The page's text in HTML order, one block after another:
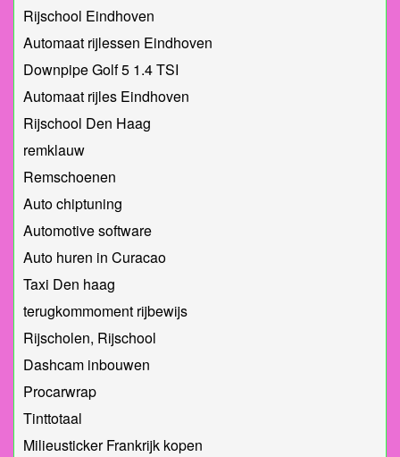
Rijschool Eindhoven
Automaat rijlessen Eindhoven
Downpipe Golf 5 1.4 TSI
Automaat rijles Eindhoven
Rijschool Den Haag
remklauw
Remschoenen
Auto chiptuning
Automotive software
Auto huren in Curacao
Taxi Den haag
terugkommoment rijbewijs
Rijscholen, Rijschool
Dashcam inbouwen
Procarwrap
Tinttotaal
Milieusticker Frankrijk kopen